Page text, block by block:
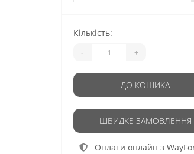
Кількість:
- +
ДО КОШИКА
ШВИДКЕ ЗАМОВЛЕННЯ
Оплати онлайн з